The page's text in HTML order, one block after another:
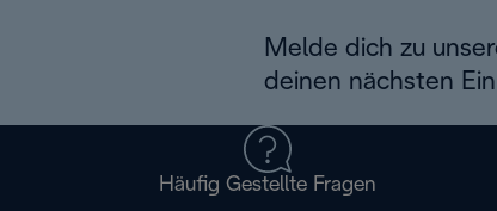
Melde dich zu
deinen nächsten
Häufig Gestellte Fragen